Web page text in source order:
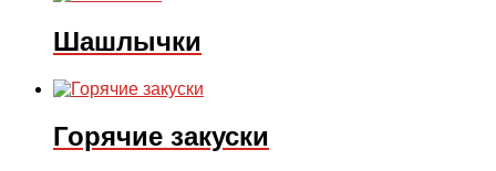
Шашлычки
Горячие закуски